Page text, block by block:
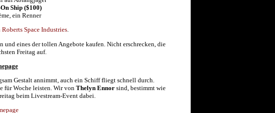
Ship ($100)
ein Renner
Space Industries.
eines der tollen Angebote kaufen. Nicht erschrecken, die
Freitag auf.
Gestalt annimmt, auch ein Schiff fliegt schnell durch.
für Woche leisten. Wir von Thelyn Ennorsind, bestimmt wie
beim Livestream-Event dabei.